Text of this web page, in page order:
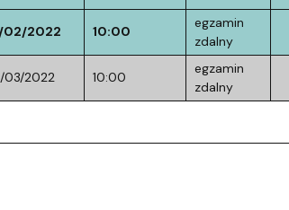
02/2022 10:00
egzamin
zdalny
03/2022 10:00
egzamin
zdalny